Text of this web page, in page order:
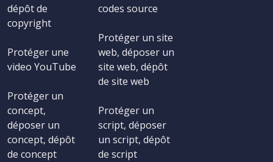
dépôt de
copyright
Protéger une
video YouTube
Protéger un
concept,
déposer un
concept, dépôt
de concept
codes source
Protéger un site
web, déposer un
site web, dépôt
de site web
Protéger un
script, déposer
un script, dépôt
de script